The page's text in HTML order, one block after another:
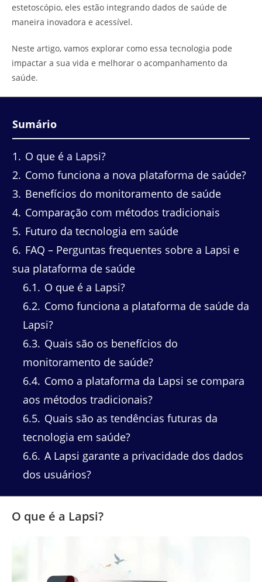
estetoscópio, eles estão integrando dados de saúde de
maneira inovadora e acessível.
Neste artigo, vamos explorar como essa tecnologia pode
impactar a sua vida e melhorar o acompanhamento da
saúde.
Sumário
1
O que é a Lapsi?
2 Como funciona a nova plataforma de saúde?
3 Benefícios do monitoramento de saúde
4 Comparação com métodos tradicionais
5 Futuro da tecnologia em saúde
6 FAQ – Perguntas frequentes sobre a Lapsi e
sua plataforma de saúde
6.1
O que é a Lapsi?
6.2 Como funciona a plataforma de saúde da
Lapsi?
6.3 Quais são os benefícios do
monitoramento de saúde?
6.4 Como a plataforma da Lapsi se compara
aos métodos tradicionais?
6.5 Quais são as tendências futuras da
tecnologia em saúde?
6.6 A Lapsi garante a privacidade dos dados
dos usuários?
O que é a Lapsi?